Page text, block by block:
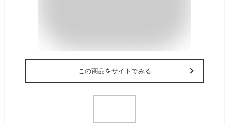
この商品をサイトでみる